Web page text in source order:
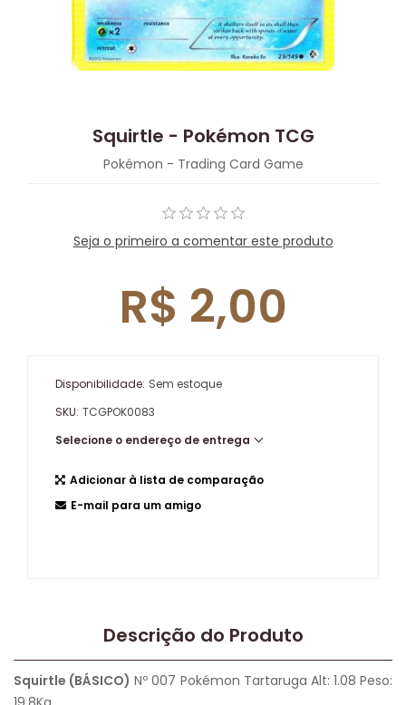
Squirtle - Pokémon TCG
Pokémon - Trading Card Game
Seja o primeiro a comentar este produto
R$ 2,00
Disponibilidade: Sem estoque
SKU: TCGPOK0083
Selecione o endereço de entrega
Adicionar à lista de comparação
E-mail para um amigo
Descrição do Produto
Squirtle (BÁSICO) Nº 007 Pokémon Tartaruga Alt: 1.08 Peso: